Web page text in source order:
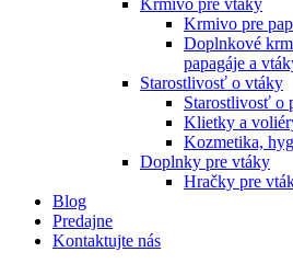
Krmivo pre
Doplnkové
papagáje a
Starostlivosť o vtáky
Starostlivosť o
Klietky a
Kozmetika,
Doplnky pre vtáky
Hračky pre
Blog
Predajne
Kontaktujte nás